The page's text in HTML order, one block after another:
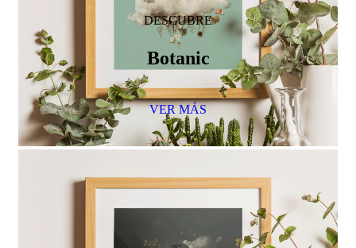
Botanic
DESCUBRE
VER MÁS